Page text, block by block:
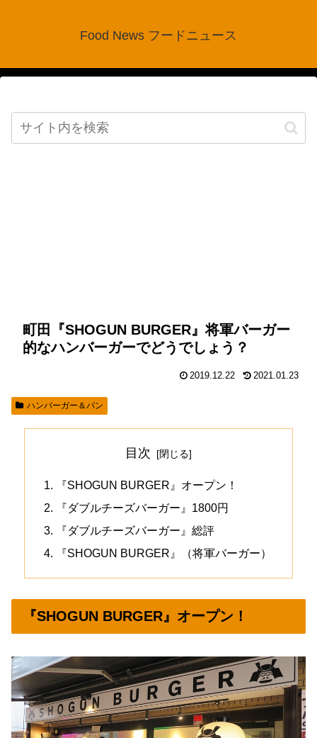
Food News フードニュース
町田『SHOGUN BURGER』将軍バーガー
的なハンバーガーでどうでしょう？
2019.12.22 2021.01.23
ハンバーガー＆パン
目次
『SHOGUN BURGER』オープン！
『ダブルチーズバーガー』1800円
『ダブルチーズバーガー』総評
『SHOGUN BURGER』（将軍バーガー）
『SHOGUN BURGER』オープン！